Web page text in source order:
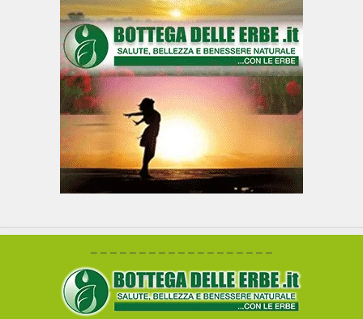
– – – – – – – – – – – – – – – – – – –